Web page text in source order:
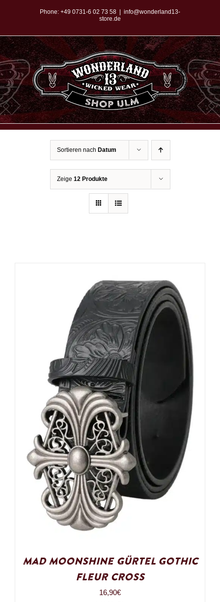
springen
Phone: +49 0731-6 02 73 58
info@wonderland13-
store.de
Sortieren nach Datum
Zeige 12 Produkte
Mad Moonshine Gürtel Gothic
Fleur Cross
16,90€